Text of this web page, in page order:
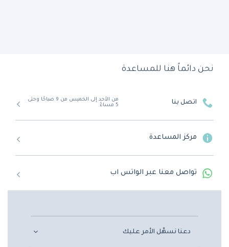
نحن دائماً هنا للمساعدة
اتصل بنا
من الأحد إلى الخميس من 9 صباحًا وحتى
5 مساءً
مركز المساعدة
تواصل معنا عبر الواتس اب
دعنا نسهّل الأمر عليك